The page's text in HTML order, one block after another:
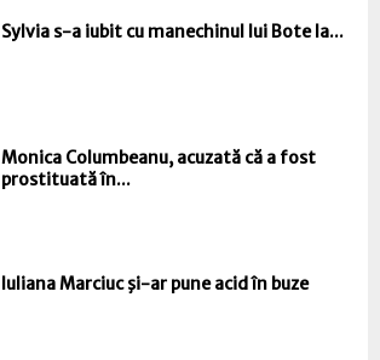
Sylvia s-a iubit cu manechinul lui Bote la...
Monica Columbeanu, acuzată că a fost
prostituată în...
Iuliana Marciuc şi-ar pune acid în buze